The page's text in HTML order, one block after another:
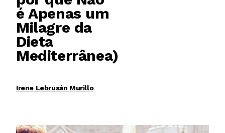
é Apenas um
Milagre da
Dieta
Mediterrânea)
Irene Lebrusán Murillo